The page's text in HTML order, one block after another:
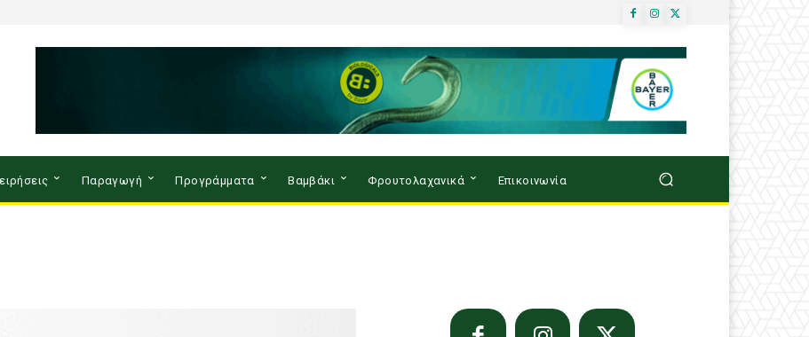
Παραγωγή Προγράμματα Βαμβάκι Φρουτολαχανικά Επικοινωνία